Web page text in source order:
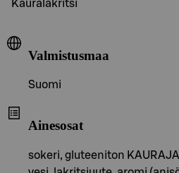
Kauralakritsi
Valmistusmaa
Suomi
Ainesosat
sokeri, gluteeniton